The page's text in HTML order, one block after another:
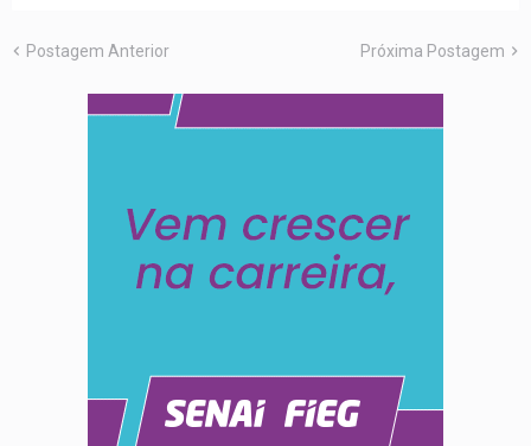
Postagem Anterior Próxima Postagem